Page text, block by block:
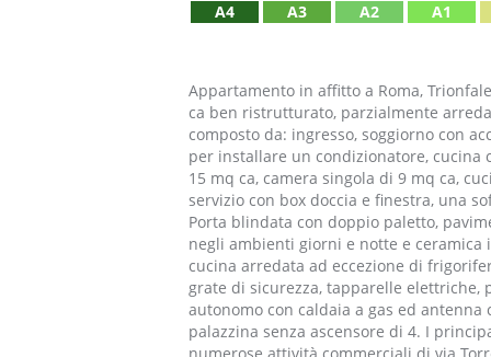
A4 A3 A2 A1
Appartamento in affitto a Roma,
ca ben ristrutturato, parzialmente
composto da: ingresso, soggiorno con
per installare un condizionatore, cucina
15 mq ca, camera singola di 9 mq ca,
servizio con box doccia e finestra, una
Porta blindata con doppio paletto,
negli ambienti giorni e notte e
cucina arredata ad eccezione di
grate di sicurezza, tapparelle elettriche,
autonomo con caldaia a gas ed antenna
palazzina senza ascensore di 4. I